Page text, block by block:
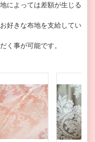
によっては差額が生じる
好きな布地を支給してい
く事が可能です。